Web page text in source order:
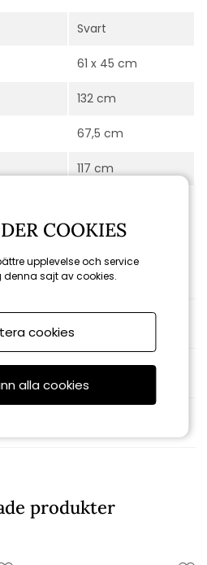
Svart
61 x 45 cm
132 cm
67,5 cm
117 cm
produkter
COOKIES
upplevelse och service
sajt av cookies.
cookies
alla cookies